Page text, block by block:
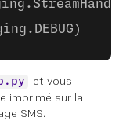
et vous
imprimé sur la
SMS.